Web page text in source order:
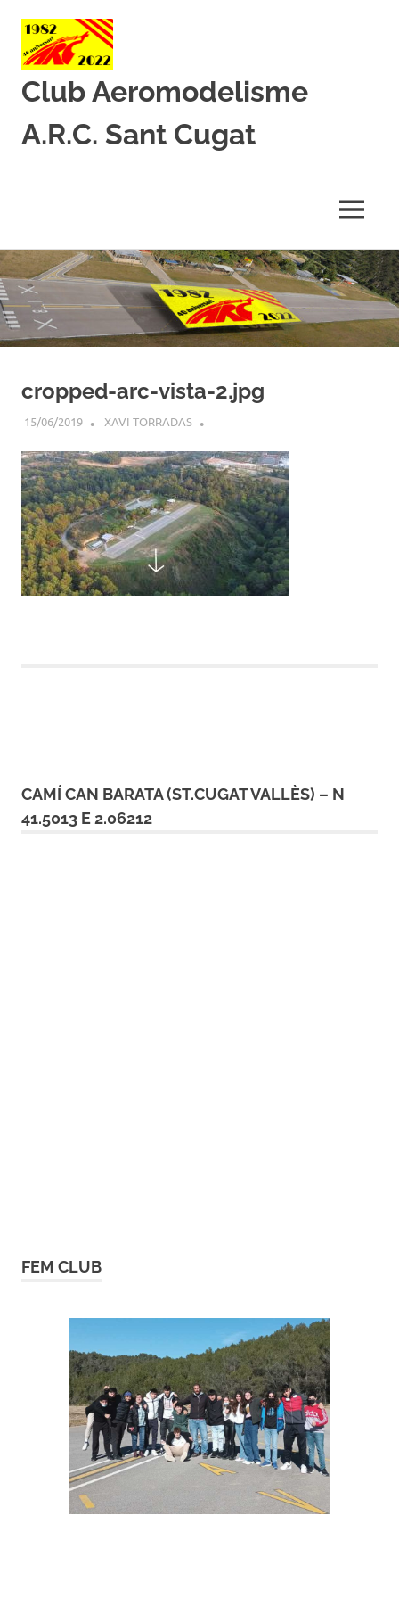
Skip
to
content
Club Aeromodelisme
A.R.C. Sant Cugat
MENU
cropped-arc-vista-2.jpg
15/06/2019 XAVI TORRADAS
CAMÍ CAN BARATA (ST.CUGAT VALLÈS) – N
41.5013 E 2.06212
FEM CLUB